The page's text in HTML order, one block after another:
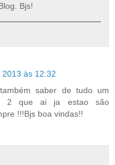
Bjs!
às 12:32
saber de tudo um
2 que ai ja estao são
!!!Bjs boa vindas!!